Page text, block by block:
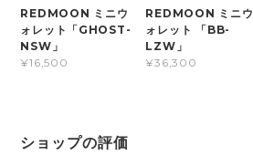
REDMOON ミニウ
ォレット「GHOST-
NSW」
¥16,500
REDMOON ミニウ
ォレット 「BB-
LZW」
¥36,300
ショップの評価